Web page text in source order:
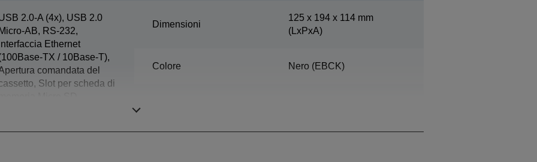
2.0-A (4x), USB 2.0
AB, RS-232,
Ethernet
TX / 10Base-T),
comandata del
Slot per scheda di
Dimensioni
125‎ x 194 x 114 mm
(LxPxA)
Colore Nero (EBCK)